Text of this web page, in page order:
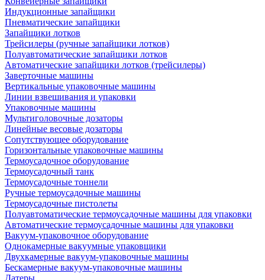
Индукционные запайщики
Пневматические запайщики
Запайщики лотков
Трейсилеры (ручные запайщики лотков)
Полуавтоматические запайщики лотков
Автоматические запайщики лотков (трейсилеры)
Заверточные машины
Вертикальные упаковочные машины
Линии взвешивания и упаковки
Упаковочные машины
Мультиголовочные дозаторы
Линейные весовые дозаторы
Сопутствующее оборудование
Горизонтальные упаковочные машины
Термоусадочное оборудование
Термоусадочный танк
Термоусадочные тоннели
Ручные термоусадочные машины
Термоусадочные пистолеты
Полуавтоматические термоусадочные машины для упаковки
Автоматические термоусадочные машины для упаковки
Вакуум-упаковочное оборудование
Однокамерные вакуумные упаковщики
Двухкамерные вакуум-упаковочные машины
Бескамерные вакуум-упаковочные машины
Датеры